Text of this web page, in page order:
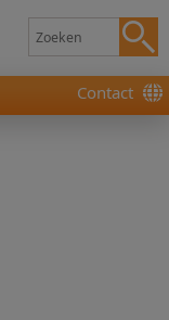
Contact